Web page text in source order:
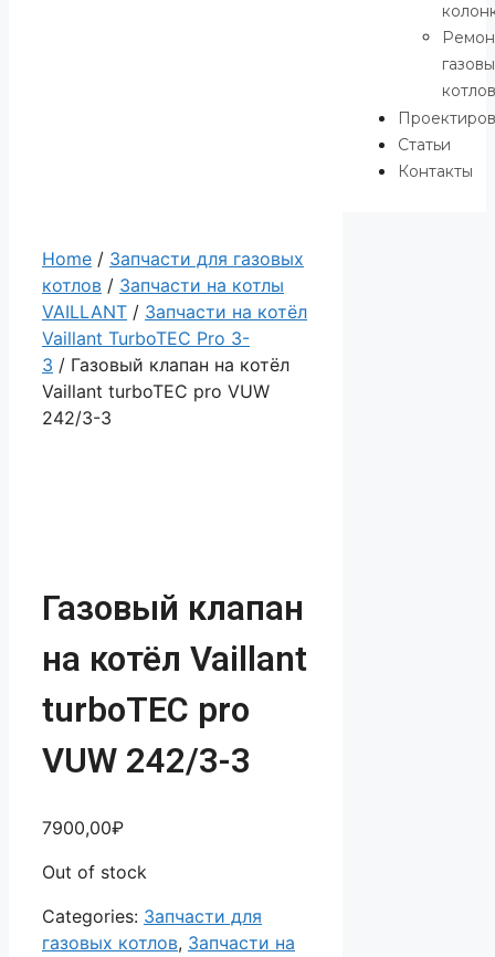
Статьи
Контакты
Home / Запчасти для газовых
котлов / Запчасти на котлы
VAILLANT / Запчасти на котёл
Vaillant TurboTEC Pro 3-
3 / Газовый клапан на котёл
Vaillant turboTEC pro VUW
242/3-3
Газовый клапан
на котёл Vaillant
turboTEC pro
VUW 242/3-3
7900,00₽
Out of stock
Categories: Запчасти для
газовых котлов, Запчасти на